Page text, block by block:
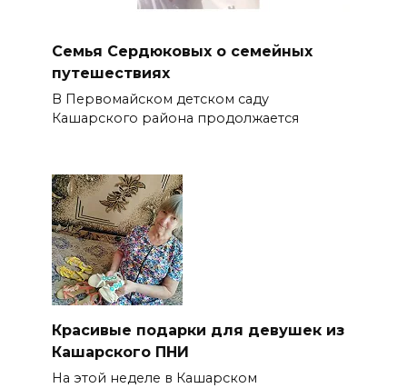
Семья Сердюковых о семейных
путешествиях
В Первомайском детском саду
Кашарского района продолжается
Красивые подарки для девушек из
Кашарского ПНИ
На этой неделе в Кашарском